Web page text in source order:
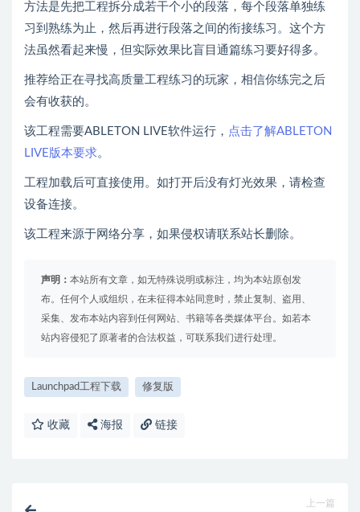
方法是先把工程拆分成若干个小的段落，每个段落单独练
习到熟练为止，然后再进行段落之间的衔接练习。这个方
法虽然看起来慢，但实际效果比盲目通篇练习要好得多。
推荐给正在寻找高质量工程练习的玩家，相信你练完之后
会有收获的。
该工程需要ABLETON LIVE软件运行， 点击了解ABLETON
LIVE版本要求。
工程加载后可直接使用。如打开后没有灯光效果，请检查
设备连接。
该工程来源于网络分享，如果侵权请联系站长删除。
声明： 本站所有文章，如无特殊说明或标注，均为本站原创发
布。任何个人或组织，在未征得本站同意时，禁止复制、盗用、
采集、发布本站内容到任何网站、书籍等各类媒体平台。如若本
站内容侵犯了原著者的合法权益，可联系我们进行处理。
Launchpad工程下载 修复版
收藏 海报 链接
上一篇